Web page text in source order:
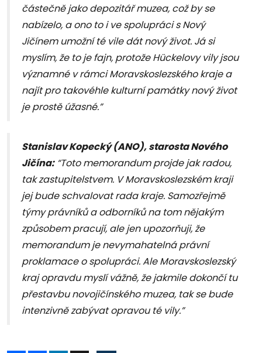
částečně jako depozitář muzea, což by se
nabízelo, a ono to i ve spolupráci s Nový
Jičínem umožní té vile dát nový život. Já si
myslím, že to je fajn, protože Hückelovy vily jsou
významné v rámci Moravskoslezského kraje a
najít pro takovéhle kulturní památky nový život
je prostě úžasné.”
Stanislav Kopecký (ANO), starosta Nového
Jičína:“Toto memorandum projde jak radou,
tak zastupitelstvem. V Moravskoslezském kraji
jej bude schvalovat rada kraje. Samozřejmě
týmy právníků a odborníků na tom nějakým
způsobem pracují, ale jen upozorňuji, že
memorandum je nevymahatelná právní
proklamace o spolupráci. Ale Moravskoslezský
kraj opravdu myslí vážně, že jakmile dokončí tu
přestavbu novojičínského muzea, tak se bude
intenzivně zabývat opravou té vily.”